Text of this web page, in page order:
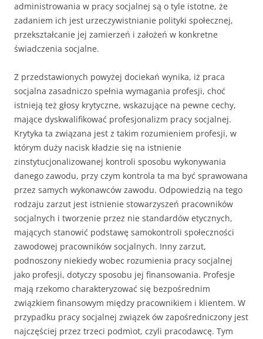
administrowania w pracy socjalnej są o tyle istotne, że
zadaniem ich jest urzeczywistnianie polityki społecznej,
przekształcanie jej zamierzeń i założeń w konkretne
świadczenia socjalne.
Z przedstawionych powyżej dociekań wynika, iż praca
socjalna zasadniczo spełnia wymagania profesji, choć
istnieją też głosy krytyczne, wskazujące na pewne cechy,
mające dyskwalifikować profesjonalizm pracy socjalnej.
Krytyka ta związana jest z takim rozumieniem profesji, w
którym duży nacisk kładzie się na istnienie
zinstytucjonalizowanej kontroli sposobu wykonywania
danego zawodu, przy czym kontrola ta ma być sprawowana
przez samych wykonawców zawodu. Odpowiedzią na tego
rodzaju zarzut jest istnienie stowarzyszeń pracowników
socjalnych i tworzenie przez nie standardów etycznych,
mających stanowić podstawę samokontroli społeczności
zawodowej pracowników socjalnych. Inny zarzut,
podnoszony niekiedy wobec rozumienia pracy socjalnej
jako profesji, dotyczy sposobu jej finansowania. Profesje
mają rzekomo charakteryzować się bezpośrednim
związkiem finansowym między pracownikiem i klientem. W
przypadku pracy socjalnej związek ów zapośredniczony jest
najczęściej przez trzeci podmiot, czyli pracodawcę. Tym